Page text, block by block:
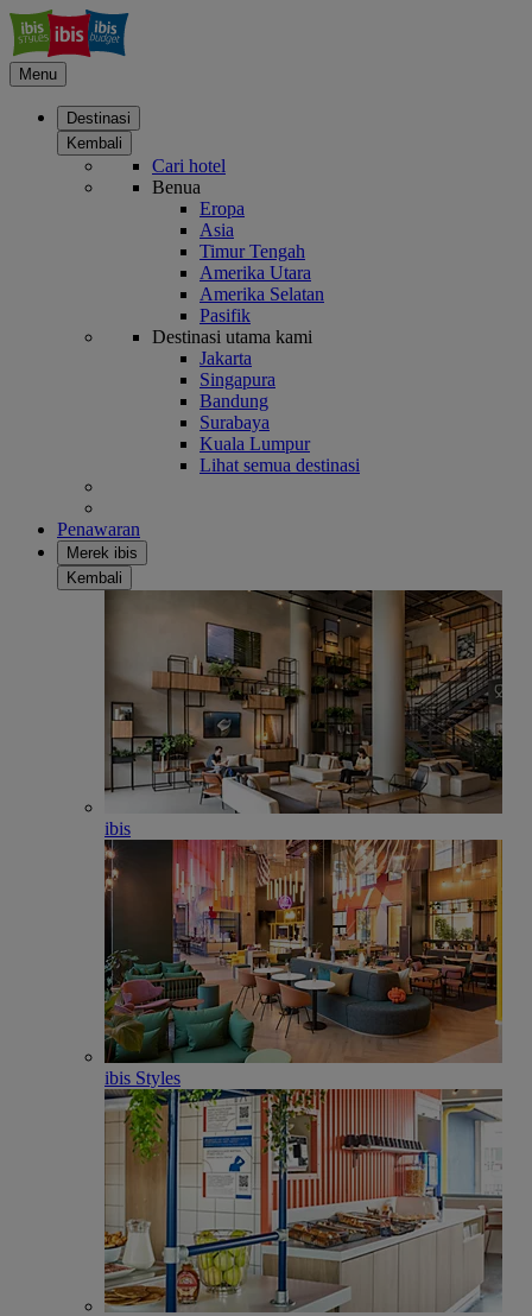
Menu
Destinasi
Kembali
Cari hotel
Benua
Eropa
Asia
Timur Tengah
Amerika Utara
Amerika Selatan
Pasifik
Destinasi utama kami
Jakarta
Singapura
Bandung
Surabaya
Kuala Lumpur
Lihat semua destinasi
Penawaran
Merek ibis
Kembali
ibis
ibis Styles